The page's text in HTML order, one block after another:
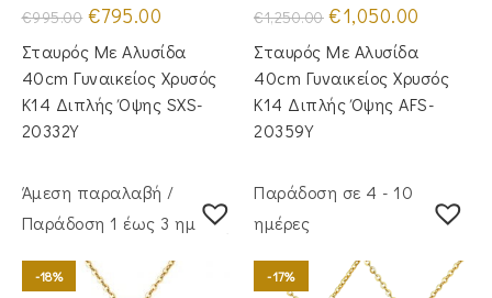
€995.00 Original
price
was:
€995.00.
€795.00
τιμή
είναι:
€795.00.
Σταυρός Με Αλυσίδα
40cm Γυναικείος Χρυσός
Κ14 Διπλής Όψης SXS-
20332Y
€1,250.00 Original
price
was:
€1,250.00.
€1,050.00
είναι:
€1,050.00.
Σταυρός Με Αλυσίδα
40cm Γυναικείος Χρυσός
Κ14 Διπλής Όψης AFS-
20359Y
Άμεση παραλαβή /
Παράδoση 1 έως 3 ημέρες
-18%
Παράδοση σε 4 - 10
ημέρες
-17%